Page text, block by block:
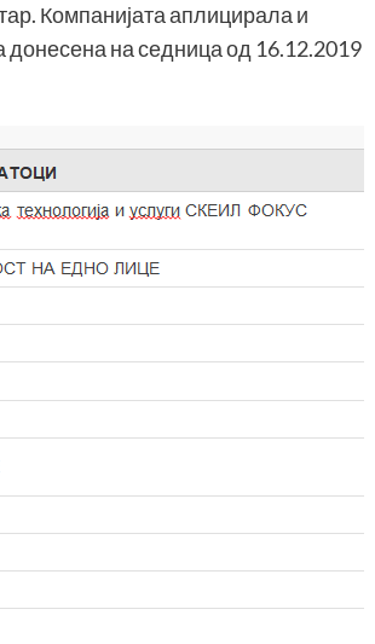
Компанијата аплицирала и
на седница од 16.12.2019